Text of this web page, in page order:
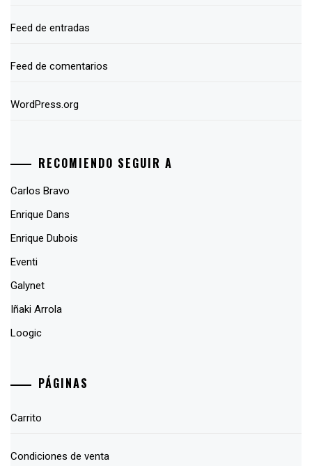
Feed de entradas
Feed de comentarios
WordPress.org
RECOMIENDO SEGUIR A
Carlos Bravo
Enrique Dans
Enrique Dubois
Eventi
Galynet
Iñaki Arrola
Loogic
PÁGINAS
Carrito
Condiciones de venta